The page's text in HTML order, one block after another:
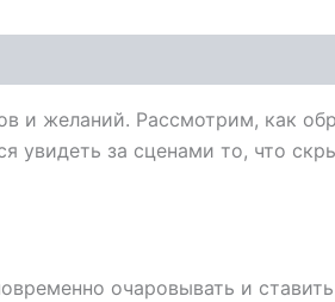
и желаний. Рассмотрим, как
увидеть за сценами то, что
очаровывать и